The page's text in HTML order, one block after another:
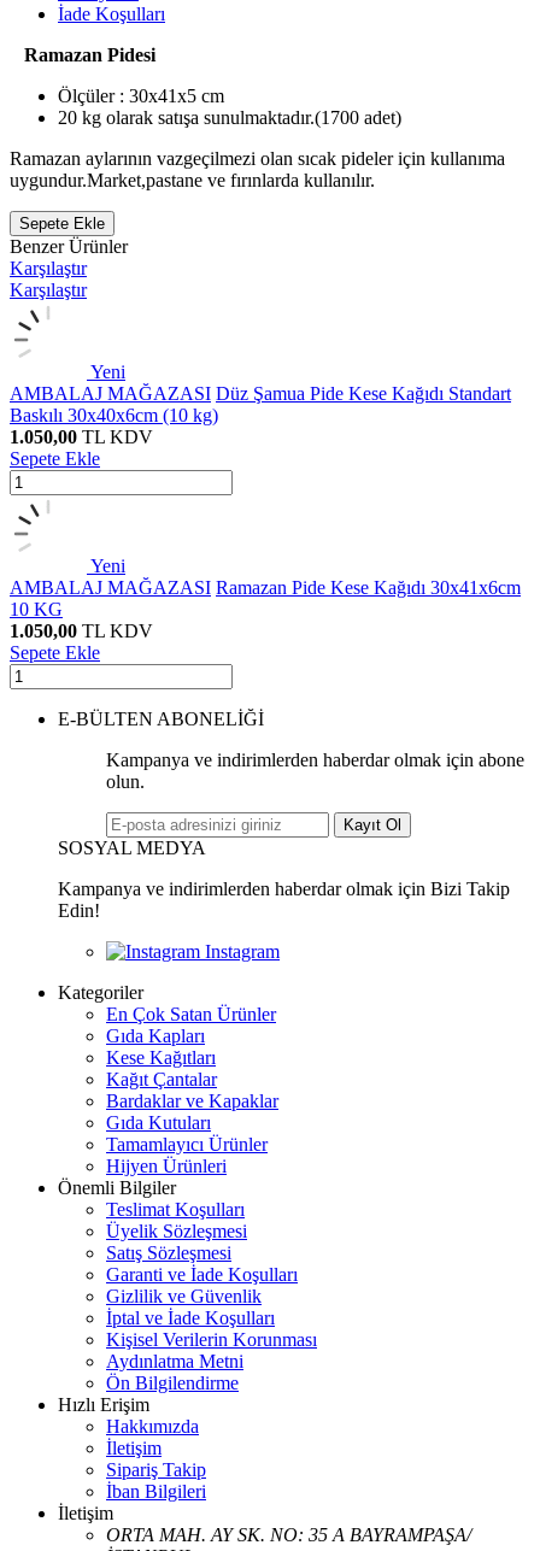
İade Koşulları
Ramazan Pidesi
Ölçüler : 30x41x5 cm
20 kg olarak satışa sunulmaktadır.(1700 adet)
Ramazan aylarının vazgeçilmezi olan sıcak pideler için kullanıma
uygundur.Market,pastane ve fırınlarda kullanılır.
Sepete Ekle
Benzer Ürünler
Karşılaştır
Karşılaştır
Yeni
AMBALAJ MAĞAZASI Düz Şamua Pide Kese Kağıdı Standart
Baskılı 30x40x6cm (10 kg)
1.050,00 TL KDV
Sepete Ekle
Yeni
AMBALAJ MAĞAZASI Ramazan Pide Kese Kağıdı 30x41x6cm
10 KG
1.050,00 TL KDV
Sepete Ekle
E-BÜLTEN ABONELİĞİ
Kampanya ve indirimlerden haberdar olmak için abone
olun.
Kayıt Ol
SOSYAL MEDYA
Kampanya ve indirimlerden haberdar olmak için Bizi Takip
Edin!
Kategoriler
En Çok Satan Ürünler
Gıda Kapları
Kese Kağıtları
Kağıt Çantalar
Bardaklar ve Kapaklar
Gıda Kutuları
Tamamlayıcı Ürünler
Hijyen Ürünleri
Önemli Bilgiler
Teslimat Koşulları
Üyelik Sözleşmesi
Satış Sözleşmesi
Garanti ve İade Koşulları
Gizlilik ve Güvenlik
İptal ve İade Koşulları
Kişisel Verilerin Korunması
Aydınlatma Metni
Ön Bilgilendirme
Hızlı Erişim
Hakkımızda
İletişim
Sipariş Takip
İban Bilgileri
İletişim
ORTA MAH. AY SK. NO: 35 A BAYRAMPAŞA/